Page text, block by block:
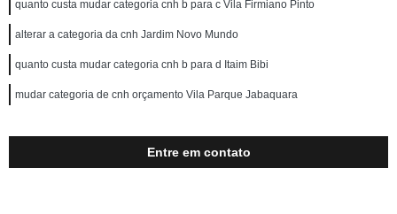
quanto custa mudar categoria cnh b para c Vila Firmiano Pinto
alterar a categoria da cnh Jardim Novo Mundo
quanto custa mudar categoria cnh b para d Itaim Bibi
mudar categoria de cnh orçamento Vila Parque Jabaquara
Entre em contato